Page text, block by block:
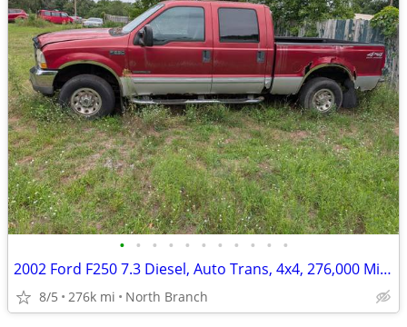
• • • • • • • • • • •
2002 Ford F250 7.3 Diesel, Auto Trans, 4x4, 276,000 Miles
8/5 276k mi North Branch